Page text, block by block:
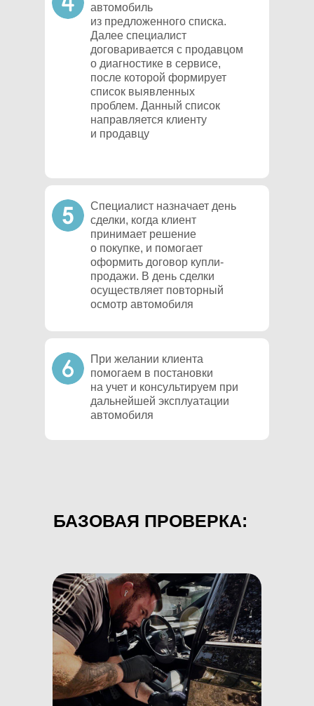
автомобиль
из предложенного списка.
Далее специалист
договаривается с продавцом
о диагностике в сервисе,
после которой формирует
список выявленных
проблем. Данный список
направляется клиенту
и продавцу
Специалист назначает день
сделки, когда клиент
принимает решение
о покупке, и помогает
оформить договор купли-
продажи. В день сделки
осуществляет повторный
осмотр автомобиля
При желании клиента
помогаем в постановки
на учет и консультируем при
дальнейшей эксплуатации
автомобиля
БАЗОВАЯ ПРОВЕРКА: